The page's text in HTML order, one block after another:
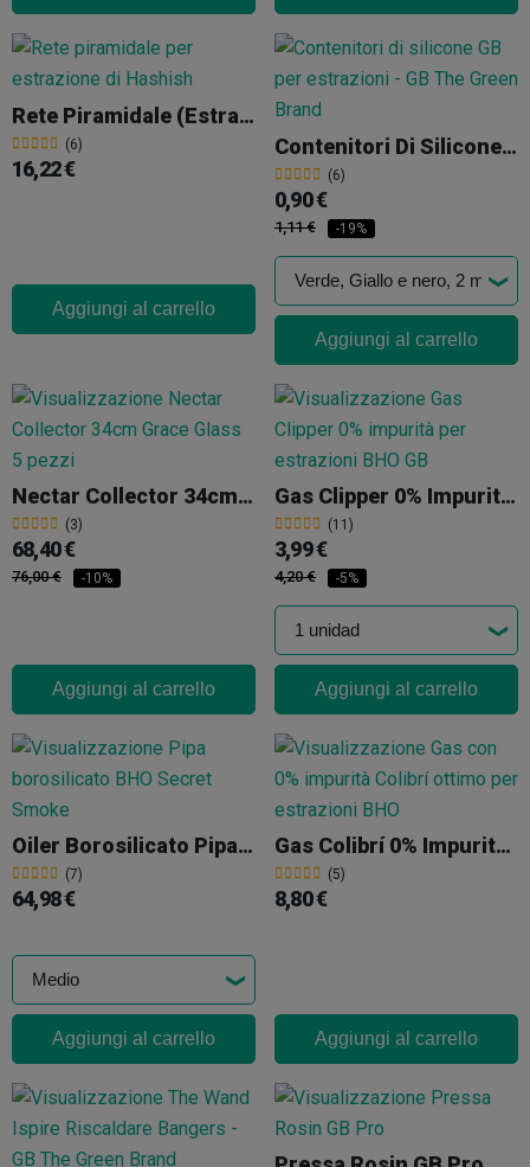
Rete Piramidale (Estrazione Con Ghiaccio)
(6)
16,22 €
Aggiungi al carrello
Contenitori Di Silicone GB
(6)
0,90 €
1,11 € -19%
Aggiungi al carrello
Nectar Collector 34cm Grace Glass
(3)
68,40 €
76,00 € -10%
Aggiungi al carrello
Gas Clipper 0% Impurità BHO
(11)
3,99 €
4,20 € -5%
Aggiungi al carrello
Oiler Borosilicato Pipa Ad Acqua BHO Secret Smoke
(7)
64,98 €
Aggiungi al carrello
Gas Colibrí 0% Impurità BHO
(5)
8,80 €
Aggiungi al carrello